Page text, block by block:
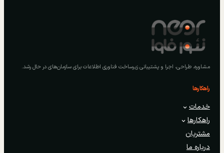
مشاوره، طراحی، اجرا و پشتیبانی زیرساخت فناوری اطلاعات برای سازمان‌های در حال رشد.
راهکارها
خدمات
راهکارها
مشتریان
درباره ما